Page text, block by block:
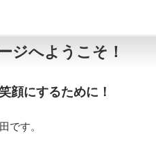
ジへようこそ！
顔にするために！
です。